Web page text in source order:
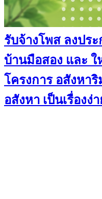
รับจ้างโพส ลงปร
บ้านมือสอง และ
โครงการ อสังหา
อสังหา เป็นเรื่องง่